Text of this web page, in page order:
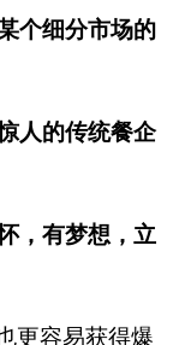
个细分市场的
人的传统餐企
，有梦想，立
更容易获得爆